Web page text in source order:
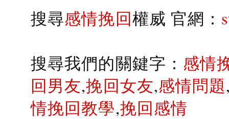
搜尋感情挽回權威 官網：
搜尋我們的關鍵字： 感情
回男友,挽回女友,感情問題
情挽回教學,挽回感情